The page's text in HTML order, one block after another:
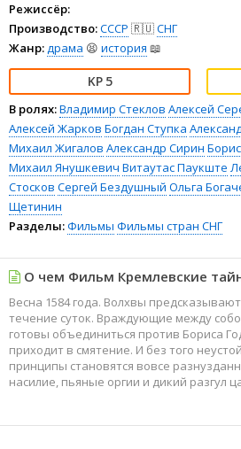
Режиссёр:
Производство:СССР 🇷🇺СНГ
Жанр:драма 😫 история 📖
5
В ролях:Владимир Стеклов Алексей
Алексей Жарков Богдан Ступка
Михаил Жигалов Александр Сирин
Михаил Янушкевич Витаутас Паукште
Стосков Сергей Бездушный Ольга
Щетинин
Разделы:Фильмы Фильмы стран СНГ
О чем Фильм Кремлевские
Весна 1584 года. Волхвы
течение суток. Враждующие между
готовы объединиться против Бориса
приходит в смятение. И без того
принципы становятся вовсе
насилие, пьяные оргии и дикий разгул